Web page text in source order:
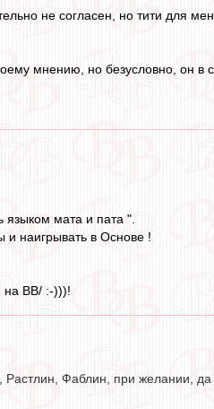
не согласен, но тити для
мнению, но безусловно, он
языком мата и пата ".
и наигрывать в Основе !
на ВВ/ :-)))!
Фаблин, при желании,